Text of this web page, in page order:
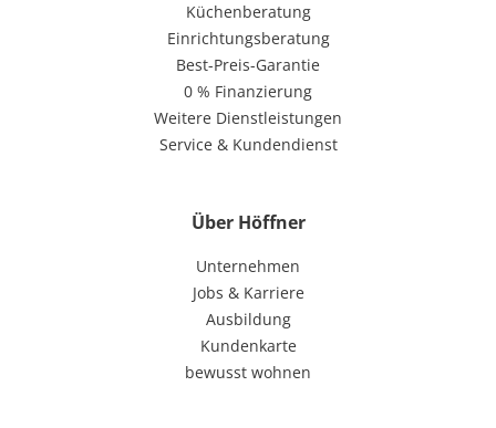
Küchenberatung
Einrichtungsberatung
Best-Preis-Garantie
0 % Finanzierung
Weitere Dienstleistungen
Service & Kundendienst
Über Höffner
Unternehmen
Jobs & Karriere
Ausbildung
Kundenkarte
bewusst wohnen